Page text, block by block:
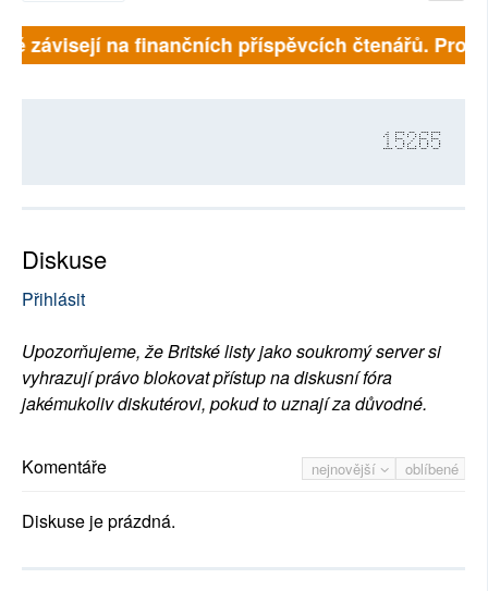
závisejí na finančních příspěvcích čtenářů.
15265
Diskuse
Přihlásit
Upozorňujeme, že Britské listy jako soukromý server si
vyhrazují právo blokovat přístup na diskusní fóra
jakémukoliv diskutérovi, pokud to uznají za důvodné.
nejnovější oblíbené
Komentáře
Diskuse je prázdná.